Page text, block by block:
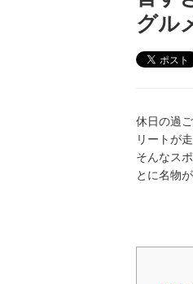
グル
休日の過
リートが
そんなス
とに名物